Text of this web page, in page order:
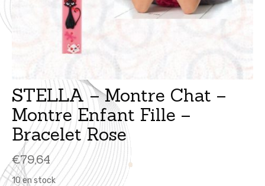
STELLA – Montre Chat –
Montre Enfant Fille –
Bracelet Rose
€79,64
10 en stock